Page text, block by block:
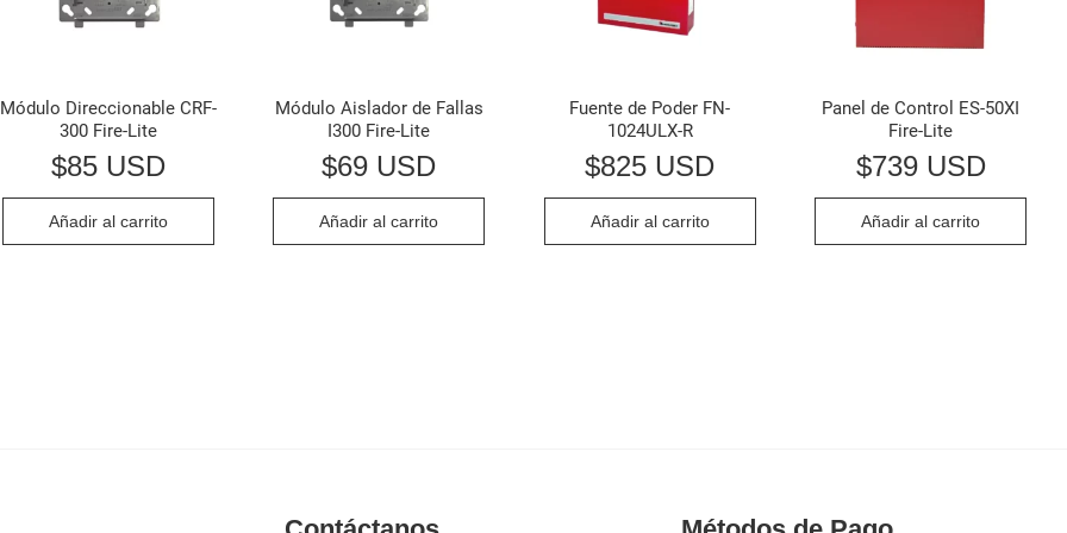
Módulo Direccionable CRF-
300 Fire-Lite
$85 USD
Añadir al carrito
Módulo Aislador de Fallas
I300 Fire-Lite
$69 USD
Añadir al carrito
Fuente de Poder FN-
1024ULX-R
$825 USD
Añadir al carrito
Panel de Control ES-50XI
Fire-Lite
$739 USD
Añadir al carrito